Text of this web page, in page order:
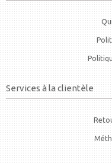
Services à la clientèle